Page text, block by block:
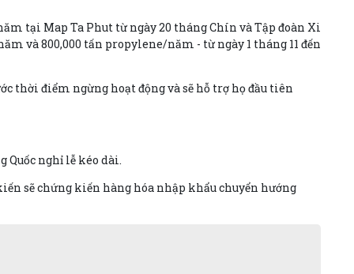
tại Map Ta Phut từ ngày 20 tháng Chín và Tập đoàn Xi
và 800,000 tấn propylene/năm - từ ngày 1 tháng 11 đến
thời điểm ngừng hoạt động và sẽ hỗ trợ họ đầu tiên
Quốc nghỉ lễ kéo dài.
sẽ chứng kiến hàng hóa nhập khẩu chuyển hướng